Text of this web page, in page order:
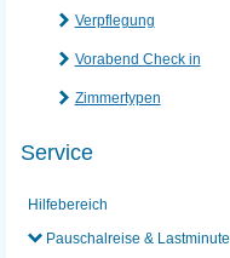
Verpflegung
Vorabend Check in
Zimmertypen
Service
Hilfebereich
Pauschalreise & Lastminute